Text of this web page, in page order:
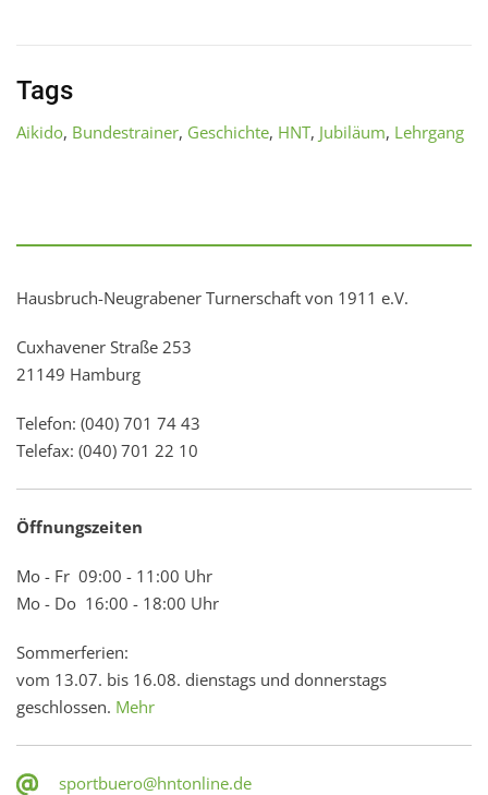
Tags
Aikido, Bundestrainer, Geschichte, HNT, Jubiläum, Lehrgang
Hausbruch-Neugrabener Turnerschaft von 1911 e.V.
Cuxhavener Straße 253
21149 Hamburg
Telefon: (040) 701 74 43
Telefax: (040) 701 22 10
Öffnungszeiten
Mo - Fr 09:00 - 11:00 Uhr
Mo - Do 16:00 - 18:00 Uhr
Sommerferien:
vom 13.07. bis 16.08. dienstags und donnerstags
geschlossen. Mehr
sportbuero@hntonline.de